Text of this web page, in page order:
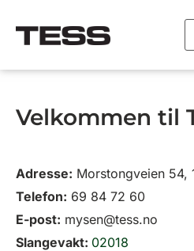
rett
Velkommen til
Adresse: Morstongveien 54,
Telefon: 69 84 72 60
E-post: mysen@tess.no
Slangevakt: 02018